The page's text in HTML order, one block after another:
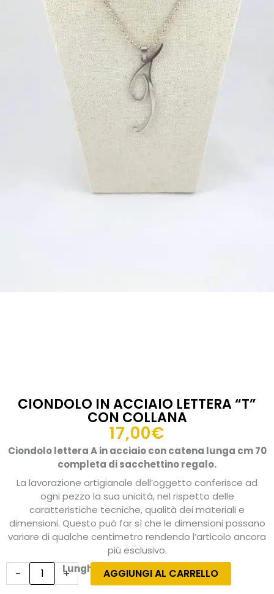
CIONDOLO IN ACCIAIO LETTERA “T”
CON COLLANA
17,00€
Ciondolo lettera A in acciaio con catena lunga cm 70
completa di sacchettino regalo.
La lavorazione artigianale dell’oggetto conferisce ad
ogni pezzo la sua unicità, nel rispetto delle
caratteristiche tecniche, qualità dei materiali e
dimensioni. Questo può far sì che le dimensioni possano
variare di qualche centimetro rendendo l’articolo ancora
più esclusivo.
Lunghezza lettera da 6 a 7 cm.
-
Ciondolo
in
+ AGGIUNGI AL CARRELLO